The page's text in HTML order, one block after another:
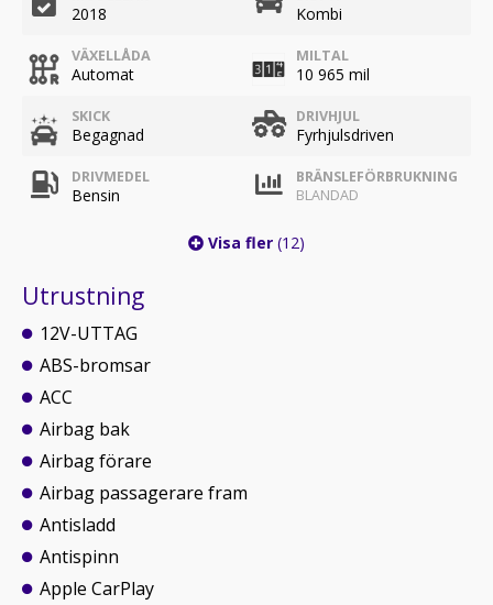
2018 Kombi
VÄXELLÅDA
Automat
MILTAL
10 965 mil
SKICK
Begagnad
DRIVHJUL
Fyrhjulsdriven
DRIVMEDEL
Bensin
BRÄNSLEFÖRBRUKNING
BLANDAD
Visa fler (12)
Utrustning
12V-UTTAG
ABS-bromsar
ACC
Airbag bak
Airbag förare
Airbag passagerare fram
Antisladd
Antispinn
Apple CarPlay